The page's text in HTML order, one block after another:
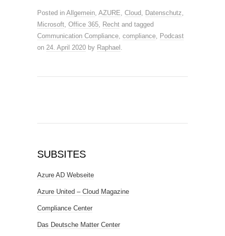
Posted in Allgemein, AZURE, Cloud, Datenschutz,
Microsoft, Office 365, Recht and tagged
Communication Compliance, compliance, Podcast
on 24. April 2020 by Raphael .
SUBSITES
Azure AD Webseite
Azure United – Cloud Magazine
Compliance Center
Das Deutsche Matter Center